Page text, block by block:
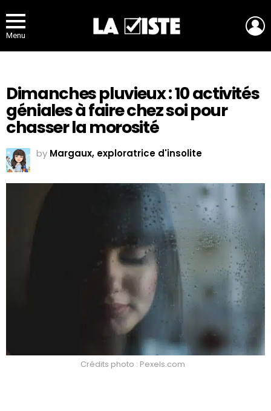
Menu
Dimanches pluvieux : 10 activités
géniales à faire chez soi pour
chasser la morosité
by Margaux, exploratrice d'insolite
Crédits photo : Pexels.com